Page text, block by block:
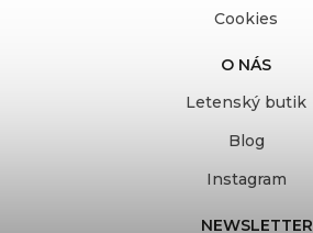
Cookies
O NÁS
Letenský butik
Blog
Instagram
NEWSLETTER